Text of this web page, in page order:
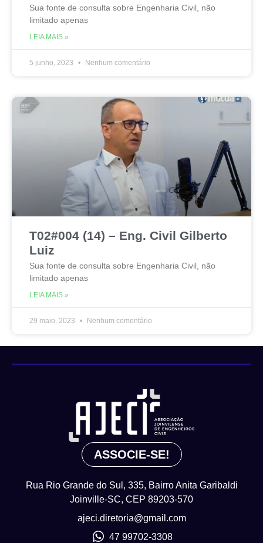
Sua fonte de consulta sobre Engenharia Civil, não
limitado apenas
LEIA MAIS »
5 junho, 2023 Nenhum comentário
T02#004 (14) – Eng. Civil Gilberto
Luiz
Sua fonte de consulta sobre Engenharia Civil, não
limitado apenas
LEIA MAIS »
29 maio, 2023 Nenhum comentário
ASSOCIE-SE!
Rua Rio Grande do Sul, 335, Bairro Anita Garibaldi
Joinville-SC, CEP 89203-570
ajeci.diretoria@gmail.com
47 99702-3308